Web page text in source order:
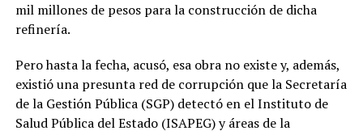
mil millones de pesos para la construcción de dicha
refinería.
Pero hasta la fecha, acusó, esa obra no existe y, además,
existió una presunta red de corrupción que la Secretaría
de la Gestión Pública (SGP) detectó en el Instituto de
Salud Pública del Estado (ISAPEG) y áreas de la